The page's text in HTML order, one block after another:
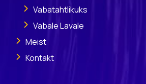
Vabatahtlikuks
Vabale Lavale
Meist
Kontakt